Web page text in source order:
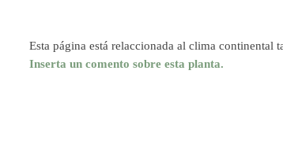
Esta página está relaccionada al clima continental
Inserta un comento sobre esta planta.